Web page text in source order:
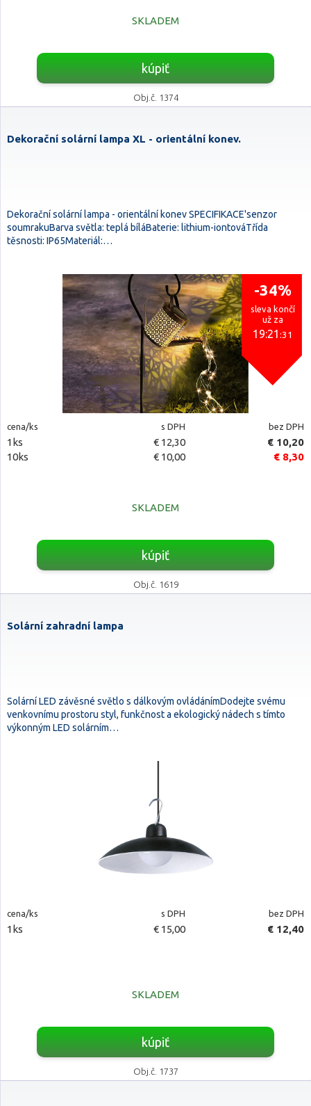
SKLADEM
kúpiť
Obj.č. 1374
Dekorační solární lampa XL - orientální konev.
Dekorační solární lampa - orientální konev SPECIFIKACE'senzor
soumrakuBarva světla: teplá bíláBaterie: lithium-iontováTřída
těsnosti: IP65Materiál:…
-34%
sleva končí
už za
19:21:30
cena/ks s DPH bez DPH
1ks € 12,30
€ 10,20
10ks
€ 10,00 € 8,30
SKLADEM
kúpiť
Obj.č. 1619
Solární zahradní lampa
Solární LED závěsné světlo s dálkovým ovládánímDodejte svému
venkovnímu prostoru styl, funkčnost a ekologický nádech s tímto
výkonným LED solárním…
cena/ks s DPH bez DPH
1ks € 15,00 € 12,40
SKLADEM
kúpiť
Obj.č. 1737